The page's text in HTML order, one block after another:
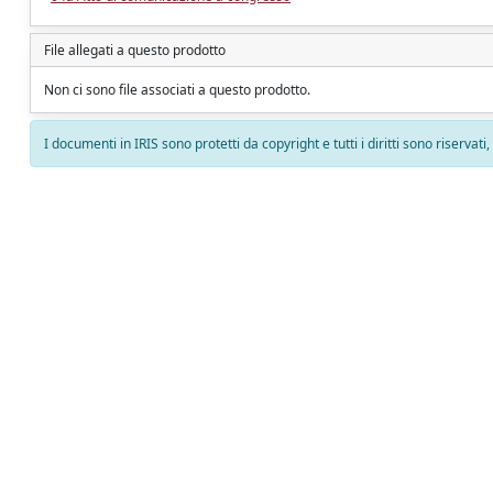
File allegati a questo prodotto
Non ci sono file associati a questo prodotto.
I documenti in IRIS sono protetti da copyright e tutti i diritti sono